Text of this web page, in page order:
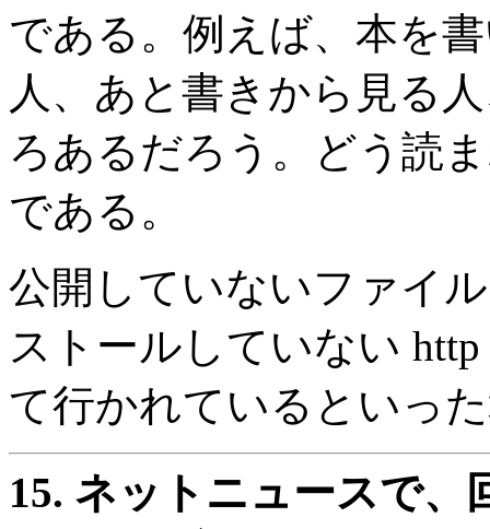
である。例えば、本を
人、あと書きから見る
ろあるだろう。どう読
である。
公開していないファイ
ストールしていない
て行かれているといっ
15. ネットニュースで、